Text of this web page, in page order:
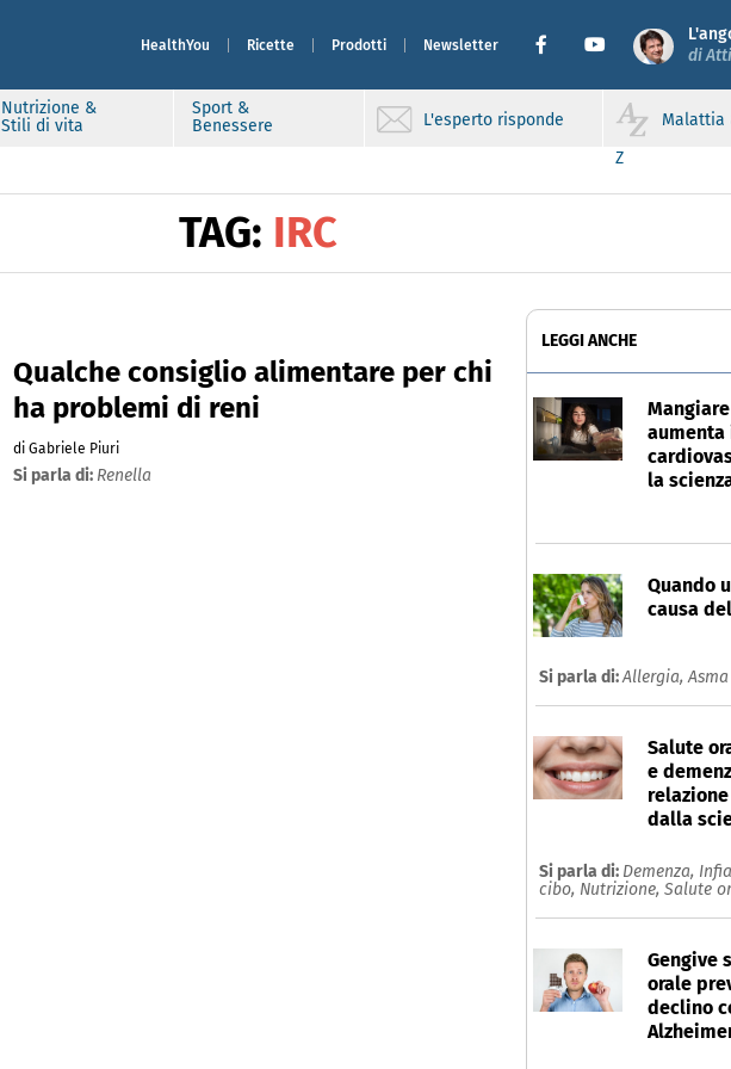
HealthYou Ricette Prodotti Newsletter
di
Nutrizione &
Stili di vita
Sport &
Benessere
L'esperto risponde
Malattia
Z
TAG: IRC
Qualche consiglio alimentare per chi
ha problemi di reni
di Gabriele Piuri
Si parla di: Renella
LEGGI ANCHE
la
Quando
causa
Si parla di:Allergia,Asma
Salute
e
dalla
Si parla di: Demenza,
cibo, Nutrizione, Salute
Gengive
orale
declino